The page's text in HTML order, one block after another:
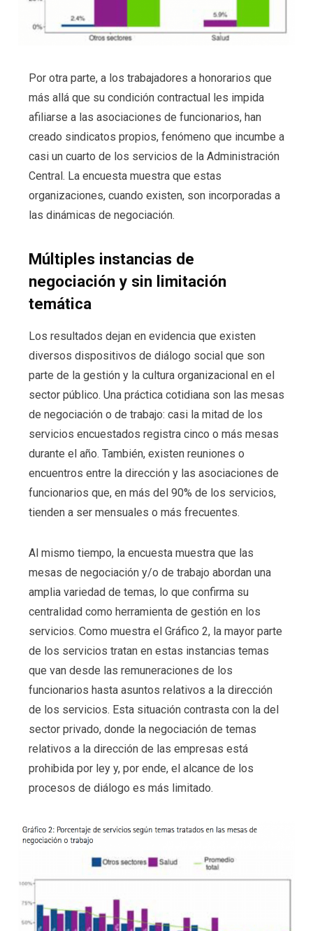
Por otra parte, a los trabajadores a honorarios que
más allá que su condición contractual les impida
afiliarse a las asociaciones de funcionarios, han
creado sindicatos propios, fenómeno que incumbe a
casi un cuarto de los servicios de la Administración
Central. La encuesta muestra que estas
organizaciones, cuando existen, son incorporadas a
las dinámicas de negociación.
Múltiples instancias de
negociación y sin limitación
temática
Los resultados dejan en evidencia que existen
diversos dispositivos de diálogo social que son
parte de la gestión y la cultura organizacional en el
sector público. Una práctica cotidiana son las mesas
de negociación o de trabajo: casi la mitad de los
servicios encuestados registra cinco o más mesas
durante el año. También, existen reuniones o
encuentros entre la dirección y las asociaciones de
funcionarios que, en más del 90% de los servicios,
tienden a ser mensuales o más frecuentes.
Al mismo tiempo, la encuesta muestra que las
mesas de negociación y/o de trabajo abordan una
amplia variedad de temas, lo que confirma su
centralidad como herramienta de gestión en los
servicios. Como muestra el Gráfico 2, la mayor parte
de los servicios tratan en estas instancias temas
que van desde las remuneraciones de los
funcionarios hasta asuntos relativos a la dirección
de los servicios. Esta situación contrasta con la del
sector privado, donde la negociación de temas
relativos a la dirección de las empresas está
prohibida por ley y, por ende, el alcance de los
procesos de diálogo es más limitado.